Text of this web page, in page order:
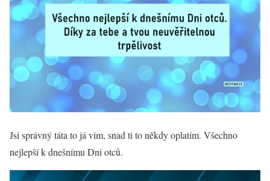
Jsi správný táta to já vím, snad ti to někdy oplatím. Všechno
nejlepší k dnešnímu Dni otců.